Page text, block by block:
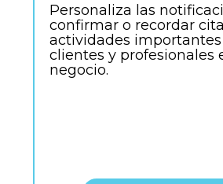
Personaliza las
confirmar o recordar
actividades
clientes y profesionales
negocio.